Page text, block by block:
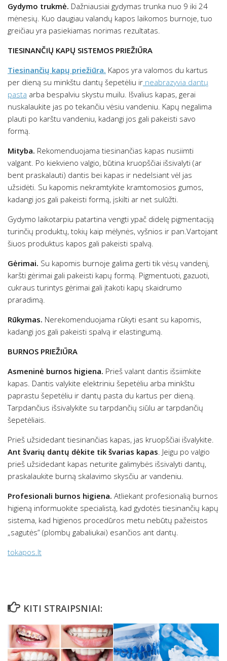
Gydymo trukmė. Dažniausiai gydymas trunka nuo 9 iki 24
mėnesių. Kuo daugiau valandų kapos laikomos burnoje, tuo
greičiau yra pasiekiamas norimas rezultatas.
TIESINANČIŲ KAPŲ SISTEMOS PRIEŽIŪRA
Tiesinančių kapų priežiūra. Kapos yra valomos du kartus
per dieną su minkštu dantų šepetėliu ir neabrazyvia dantų
pasta arba bespalviu skystu muilu. Išvalius kapas, gerai
nuskalaukite jas po tekančiu vėsiu vandeniu. Kapų negalima
plauti po karštu vandeniu, kadangi jos gali pakeisti savo
formą.
Mityba. Rekomenduojama tiesinančias kapas nusiimti
valgant. Po kiekvieno valgio, būtina kruopščiai išsivalyti (ar
bent praskalauti) dantis bei kapas ir nedelsiant vėl jas
užsidėti. Su kapomis nekramtykite kramtomosios gumos,
kadangi jos gali pakeisti formą, įskilti ar net sulūžti.
Gydymo laikotarpiu patartina vengti ypač didelę pigmentaciją
turinčių produktų, tokių kaip mėlynės, vyšnios ir pan.Vartojant
šiuos produktus kapos gali pakeisti spalvą.
Gėrimai. Su kapomis burnoje galima gerti tik vėsų vandenį,
karšti gėrimai gali pakeisti kapų formą. Pigmentuoti, gazuoti,
cukraus turintys gėrimai gali įtakoti kapų skaidrumo
praradimą.
Rūkymas. Nerekomenduojama rūkyti esant su kapomis,
kadangi jos gali pakeisti spalvą ir elastingumą.
BURNOS PRIEŽIŪRA
Asmeninė burnos higiena. Prieš valant dantis išsiimkite
kapas. Dantis valykite elektriniu šepetėliu arba minkštu
paprastu šepetėliu ir dantų pasta du kartus per dieną.
Tarpdančius išsivalykite su tarpdančių siūlu ar tarpdančių
šepetėliais.
Prieš užsidedant tiesinančias kapas, jas kruopščiai išvalykite.
Ant švarių dantų dėkite tik švarias kapas . Jeigu po valgio
prieš užsidedant kapas neturite galimybės išsivalyti dantų,
praskalaukite burną skalavimo skysčiu ar vandeniu.
Profesionali burnos higiena. Atliekant profesionalią burnos
higieną informuokite specialistą, kad gydotės tiesinančių kapų
sistema, kad higienos procedūros metu nebūtų pažeistos
„sagutės” (plombų gabaliukai) esančios ant dantų.
tokapos.lt
KITI STRAIPSNIAI: